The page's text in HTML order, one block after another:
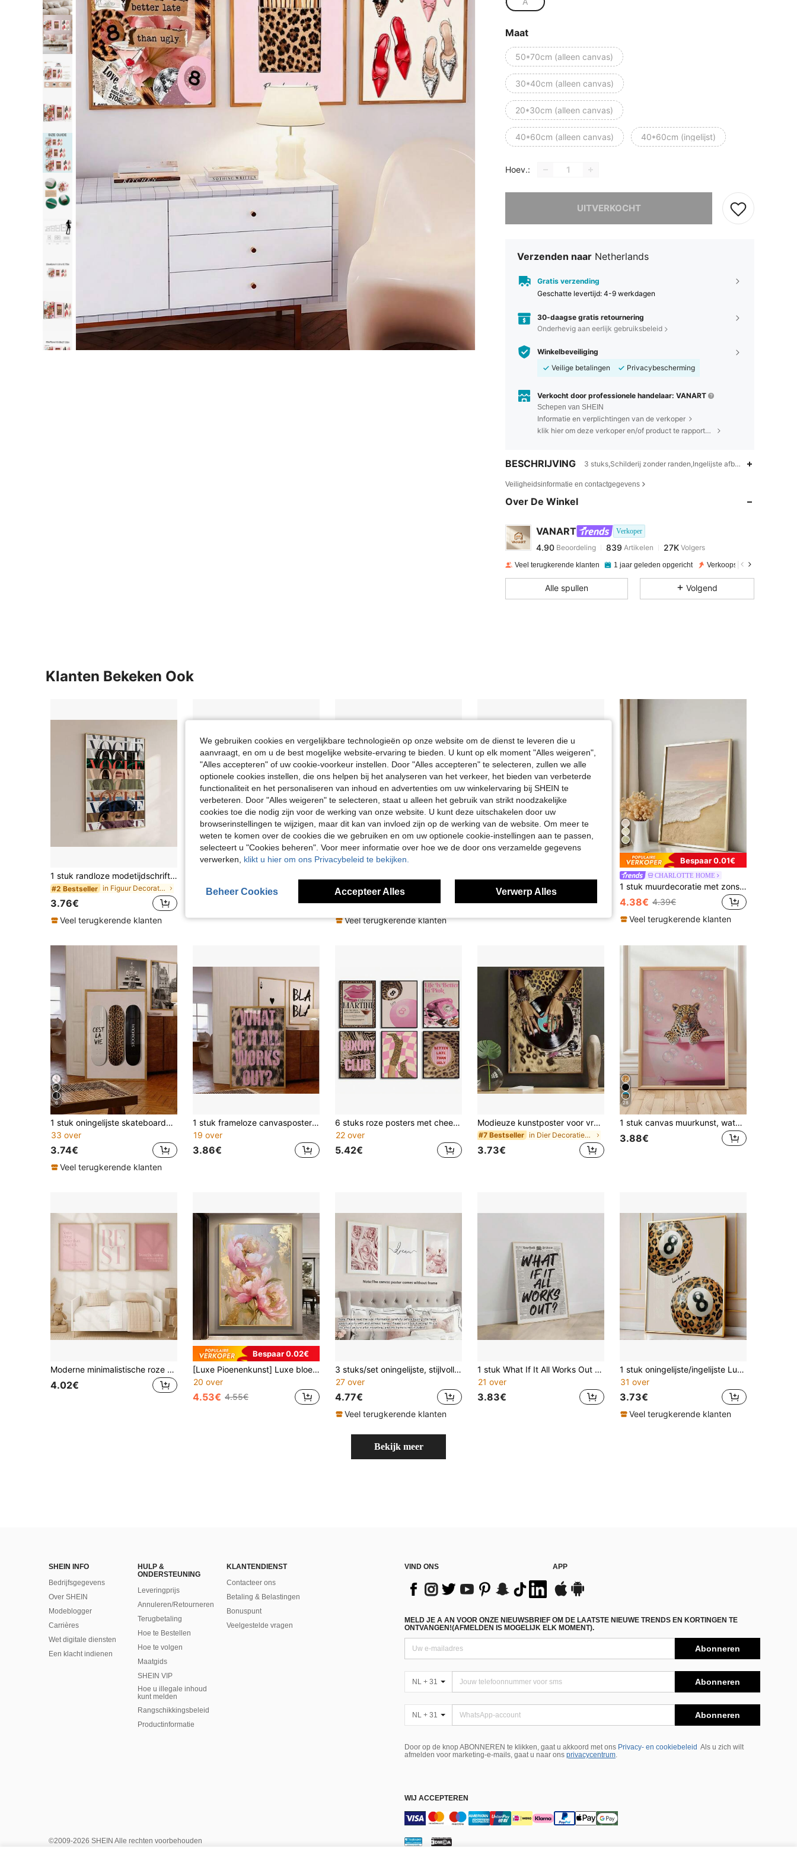
Maat
50*70cm (alleen canvas)
30*40cm (alleen canvas)
20*30cm (alleen canvas)
40*60cm (alleen canvas) 40*60cm (ingelijst)
Hoev.:
UITVERKOCHT
Verzenden naar Netherlands
Gratis verzending
Geschatte levertijd: 4-9 werkdagen
30-daagse gratis retournering
Onderhevig aan eerlijk gebruiksbeleid
Winkelbeveiliging
Veilige betalingen
Privacybescherming
Verkocht door professionele handelaar: VANART
Schepen van SHEIN
Informatie en verplichtingen van de verkoper
klik hier om deze verkoper en/of product te rapporteren.
BESCHRIJVING 3 stuks,Schilderij zonder randen,Ingelijste afbeelding,Tekst
Veiligheidsinformatie en contactgegevens
Over De Winkel
VANART Verkoper
4.90 839
4.90
4.90 839 27K
d***nbetaalde1 dag geleden
4.90 839 27K
4.90 839
4.90 27K
4.90 27K
Veel terugkerende klanten 1 jaar geleden opgericht Verkoopstijging 21%
Alle spullen Volgend
Klanten Bekeken Ook
1 stuk randloze modetijdschriftcoverstijl print – hoogwaardige mode wandkunst; moderne decoratie voor tienerkamers, studentenkamers en appartementen; leuke, unieke canvas poster; geschikt voor thuis, kantoor, klaslokaal en feestdecoratie; een uitstekende cadeaukeuze
#2 Bestseller in Figuur Decoratieve schilderijen
3.76€
Veel terugkerende klanten
3.74€ #1 Bestseller
3.72€
Veel terugkerende klanten
3.81€ 3.84€
Bespaar 0.01€
CHARLOTTE HOME
1 stuk muurdecoratie met zonsopgang, strand en zeegezicht, frameloze canvasposter, abstracte Wabi-Sabi stijl woonkamerdecoratie
4.38€ 4.39€
Veel terugkerende klanten
6
1 stuk oningelijste skateboarddeck kunstprint set, "C'est La Vie" tekst en luipaardprint, urban streetstyle Y2K esthetiek poster, geschikt voor woonkamer, slaapkamer, terug naar school, modeposter, kamerdecoratie, onmisbaar voor studentenkamer, uniek cadeau
33 over
3.74€
Veel terugkerende klanten
1 stuk frameloze canvasposter met luipaardprint in roze met de inspirerende Y2K-quote 'What If It All Works Out', perfect voor in een appartement, slaapkamer of studentenkamer. Ideaal als esthetische muurdecoratie voor thuis, kantoor of klaslokaal, slaapkamerdecoratie, vintage decoratie, feestdecoratie en een perfect cadeau.
19 over
3.86€
6 stuks roze posters met cheetahprint voor aan de muur, trendy luipaardprint, glamoureuze schilderij met geluksbal (8-bal) in studentenstijl, kunstwerk voor appartement of slaapkamer, 8 x 10 inch (ongelijst)
22 over
5.42€
Modieuze kunstposter voor vrouwen, retro meisje met grammofoon en luipaardprint, minimalistische abstracte muziekposter, geschikt voor woonkamer, slaapkamer en kantoor, zonder lijst.
#7 Bestseller in Dier Decoratieve schilderkunst en kalligrafie
3.73€
28
1 stuk canvas muurkunst, waterdichte ingelijste muurkunst, luipaard in badkuip kunstprint, minimalistische badkamerdecoratie, dopamine badkamerdecoratie, appartementdecoratie, kleurrijke boheemse stijl decoratie, moderne huisdecoratie, kamerdecoratie esthetiek, studentenkamerdecoratie, woonkamerdecoratie, badkamerposter
3.88€
Moderne minimalistische roze canvasposter met inspirerende quote, inclusief motiverende tekst, geschikt voor de slaapkamer en woonkamer, lijst optioneel.
4.02€
Bespaar 0.02€
[Luxe Pioenenkunst] Luxe bloemenpioen 'Gathering Wealth' canvas schilderij met roze gouden folie textuur, grote wanddecoratie van vloer tot plafond voor woonkamer, slaapkamer, zonder lijst
20 over
4.53€ 4.55€
3 stuks/set oningelijste, stijlvolle moderne roze canvas kunstset, stijlvolle decoratie voor slaapkamer en woonkamer, wandkunst, ideale geschenken
27 over
4.77€
Veel terugkerende klanten
1 stuk What If It All Works Out poster, retro krantenprint, typografie poster, 70's wanddecoratie, zwarte positieve citaatprint, krantenstijl wanddecoratie, meisjesachtige slaapkamerdecoratie appartement esthetiek, typografie preppy zwarte woondecoratie, zonder lijst
21 over
3.83€
1 stuk oningelijste/ingelijste Lucky 8 Leopard Pool Ball Preppy Art Poster Minimalistische Y2K Dopamine Funky Girly Schilderij Canvas Print Muurfoto Ideaal cadeau voor slaapzaal, appartement, woonkamer, slaapkamer, meisjeskamer, moderne huisdecoratie
31 over
3.73€
Veel terugkerende klanten
Bekijk meer
SHEIN INFO
Bedrijfsgegevens
Over SHEIN
Modeblogger
Carrières
Wet digitale diensten
Een klacht indienen
HULP &
ONDERSTEUNING
Leveringprijs
Annuleren/Retourneren
Terugbetaling
Hoe te Bestellen
Hoe te volgen
Maatgids
SHEIN VIP
Hoe u illegale inhoud
kunt melden
Rangschikkingsbeleid
​Productinformatie
KLANTENDIENST
Contacteer ons
Betaling & Belastingen
Bonuspunt
Veelgestelde vragen
VIND ONS APP
MELD JE A AN VOOR ONZE NIEUWSBRIEF OM DE LAATSTE NIEUWE TRENDS EN KORTINGEN TE
ONTVANGEN!(AFMELDEN IS MOGELIJK ELK MOMENT).
Abonneren
NL + 31 Abonneren
NL + 31 Abonneren
Door op de knop ABONNEREN te klikken, gaat u akkoord met ons Privacy- en cookiebeleid Als u zich wilt
afmelden voor marketing-e-mails, gaat u naar ons privacycentrum.
WIJ ACCEPTEREN
©2009-2026 SHEIN Alle rechten voorbehouden
We gebruiken cookies en vergelijkbare technologieën op onze website om de dienst te leveren die u
aanvraagt, en om u de best mogelijke website-ervaring te bieden. U kunt op elk moment "Alles weigeren",
"Alles accepteren" of uw cookie-voorkeur instellen. Door "Alles accepteren" te selecteren, zullen we alle
optionele cookies instellen, die ons helpen bij het analyseren van het verkeer, het bieden van verbeterde
functionaliteit en het personaliseren van inhoud en advertenties om uw winkelervaring bij SHEIN te
verbeteren. Door "Alles weigeren" te selecteren, staat u alleen het gebruik van strikt noodzakelijke
cookies toe die nodig zijn voor de werking van onze website. U kunt deze uitschakelen door uw
browserinstellingen te wijzigen, maar dit kan van invloed zijn op de werking van de website. Om meer te
weten te komen over de cookies die we gebruiken en om uw optionele cookie-instellingen aan te passen,
selecteert u "Cookies beheren". Voor meer informatie over hoe we de door ons verzamelde gegevens
verwerken, klikt u hier om ons Privacybeleid te bekijken.
Beheer Cookies Accepteer Alles Verwerp Alles